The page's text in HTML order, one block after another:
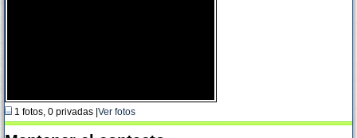
1 fotos, 0 privadas | Ver fotos